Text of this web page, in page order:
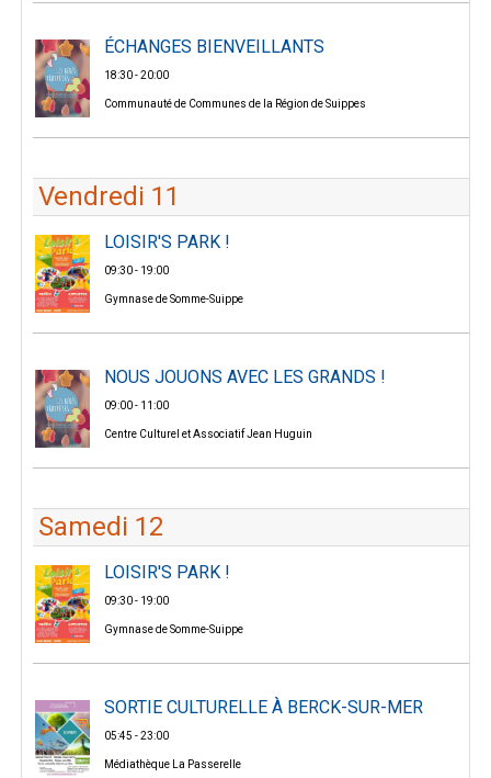
ÉCHANGES BIENVEILLANTS
18:30 - 20:00
Communauté de Communes de la Région de Suippes
Vendredi 11
LOISIR'S PARK !
09:30 - 19:00
Gymnase de Somme-Suippe
NOUS JOUONS AVEC LES GRANDS !
09:00 - 11:00
Centre Culturel et Associatif Jean Huguin
Samedi 12
LOISIR'S PARK !
09:30 - 19:00
Gymnase de Somme-Suippe
SORTIE CULTURELLE À BERCK-SUR-MER
05:45 - 23:00
Médiathèque La Passerelle